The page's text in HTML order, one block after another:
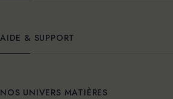
AIDE & SUPPORT
NOS UNIVERS MATIÈRES